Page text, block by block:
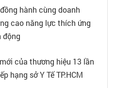
hành cùng doanh
cao năng lực thích ứng
động
của thương hiệu 13 lần
hạng sở Y Tế TP.HCM